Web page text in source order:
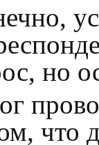
но
что